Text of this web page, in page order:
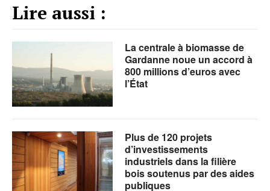
Lire aussi :
La centrale à biomasse de
Gardanne noue un accord à
800 millions d’euros avec
l’État
Plus de 120 projets
d’investissements
industriels dans la filière
bois soutenus par des aides
publiques